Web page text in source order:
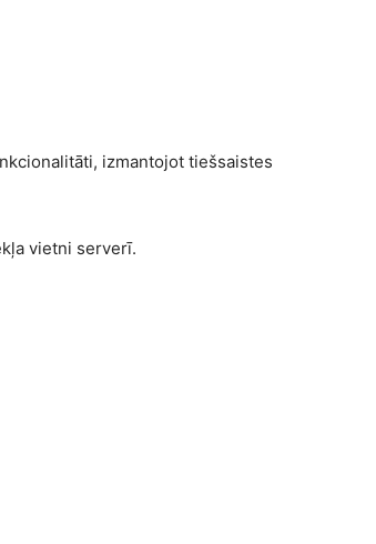
izmantojot tiešsaistes
vietni serverī.